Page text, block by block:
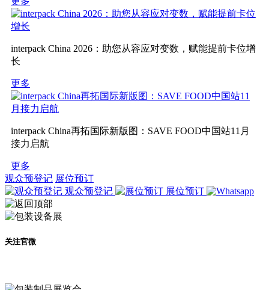
interpack China 2026：助您从容应对变数，赋能提前卡位增
长
更多
interpack China再拓国际新版图：SAVE FOOD中国站11月
接力启航
更多
观众预登记 展位预订
观众预登记
展位预订
关注官微